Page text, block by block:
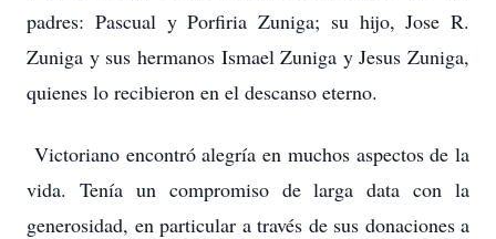
padres: Pascual y Porfiria Zuniga; su hijo, Jose R.
Zuniga y sus hermanos Ismael Zuniga y Jesus Zuniga,
quienes lo recibieron en el descanso eterno.
Victoriano encontró alegría en muchos aspectos de la
vida. Tenía un compromiso de larga data con la
generosidad, en particular a través de sus donaciones a